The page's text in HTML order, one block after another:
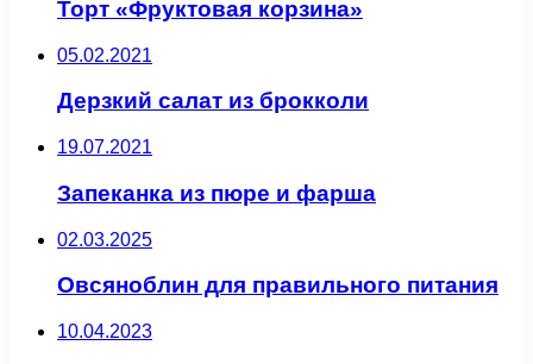
Торт «Фруктовая корзина»
05.02.2021
Дерзкий салат из брокколи
19.07.2021
Запеканка из пюре и фарша
02.03.2025
Овсяноблин для правильного питания
10.04.2023